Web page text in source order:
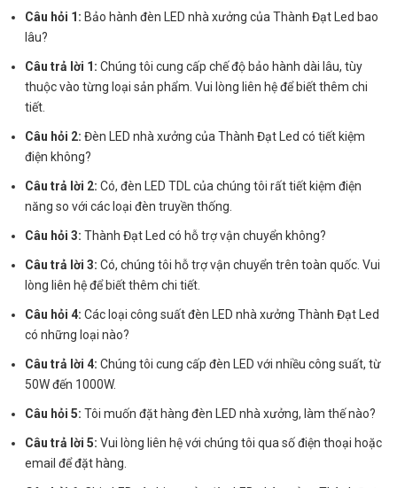
Câu hỏi 1: Bảo hành đèn LED nhà xưởng của Thành Đạt Led bao
lâu?
Câu trả lời 1: Chúng tôi cung cấp chế độ bảo hành dài lâu, tùy
thuộc vào từng loại sản phẩm. Vui lòng liên hệ để biết thêm chi
tiết.
Câu hỏi 2: Đèn LED nhà xưởng của Thành Đạt Led có tiết kiệm
điện không?
Câu trả lời 2: Có, đèn LED TDL của chúng tôi rất tiết kiệm điện
năng so với các loại đèn truyền thống.
Câu hỏi 3: Thành Đạt Led có hỗ trợ vận chuyển không?
Câu trả lời 3: Có, chúng tôi hỗ trợ vận chuyển trên toàn quốc. Vui
lòng liên hệ để biết thêm chi tiết.
Câu hỏi 4: Các loại công suất đèn LED nhà xưởng Thành Đạt Led
có những loại nào?
Câu trả lời 4: Chúng tôi cung cấp đèn LED với nhiều công suất, từ
50W đến 1000W.
Câu hỏi 5: Tôi muốn đặt hàng đèn LED nhà xưởng, làm thế nào?
Câu trả lời 5: Vui lòng liên hệ với chúng tôi qua số điện thoại hoặc
email để đặt hàng.